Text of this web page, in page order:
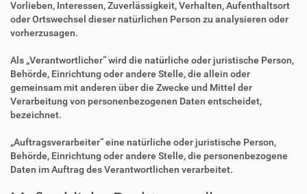
Vorlieben, Interessen, Zuverlässigkeit, Verhalten, Aufenthaltsort
oder Ortswechsel dieser natürlichen Person zu analysieren oder
vorherzusagen.
Als „Verantwortlicher“ wird die natürliche oder juristische Person,
Behörde, Einrichtung oder andere Stelle, die allein oder
gemeinsam mit anderen über die Zwecke und Mittel der
Verarbeitung von personenbezogenen Daten entscheidet,
bezeichnet.
„Auftragsverarbeiter“ eine natürliche oder juristische Person,
Behörde, Einrichtung oder andere Stelle, die personenbezogene
Daten im Auftrag des Verantwortlichen verarbeitet.